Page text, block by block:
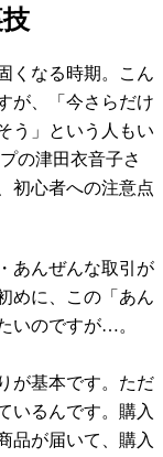
くなる時期。こん
が、「今さらだけ
う」という人もい
の津田衣音子さ
初心者への注意点
あんぜんな取引が
めに、この「あん
いのですが…。
が基本です。ただ
いるんです。購入
品が届いて、購入